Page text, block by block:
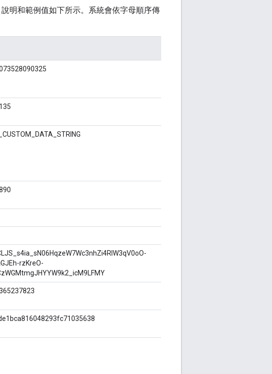
明和範例值如下所示。系統會依字母順序傳
rzKreO-